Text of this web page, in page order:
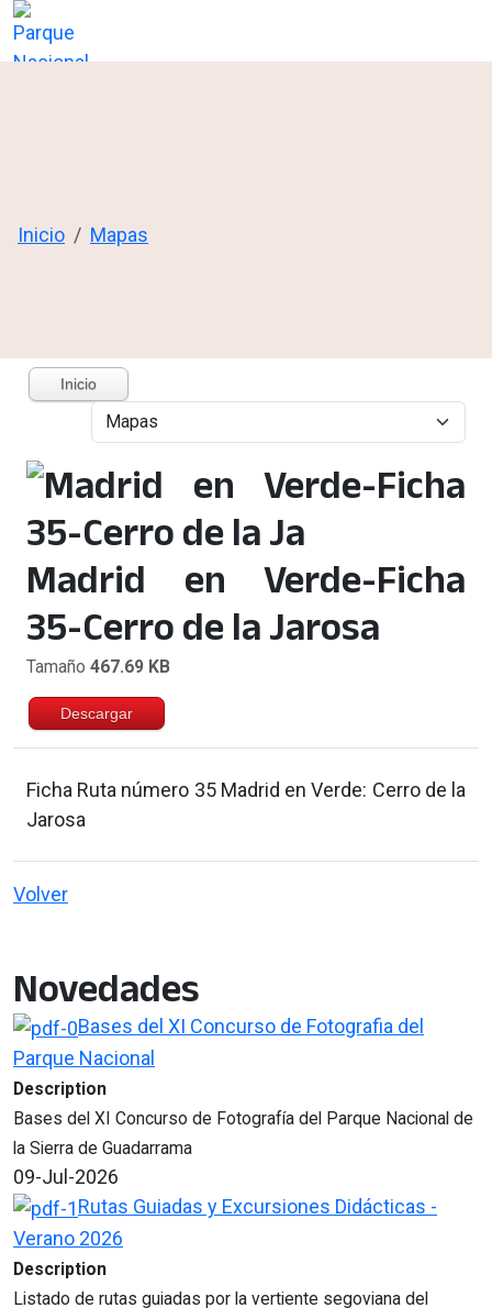
Inicio Mapas
Inicio
Madrid en Verde-Ficha
35-Cerro de la Jarosa
Tamaño 467.69 KB
Descargar
Ficha Ruta número 35 Madrid en Verde: Cerro de la
Jarosa
Volver
Novedades
Bases del XI Concurso de Fotografia del
Parque Nacional
Description
Bases del XI Concurso de Fotografía del Parque Nacional de
la Sierra de Guadarrama
09-Jul-2026
Rutas Guiadas y Excursiones Didácticas -
Verano 2026
Description
Listado de rutas guiadas por la vertiente segoviana del